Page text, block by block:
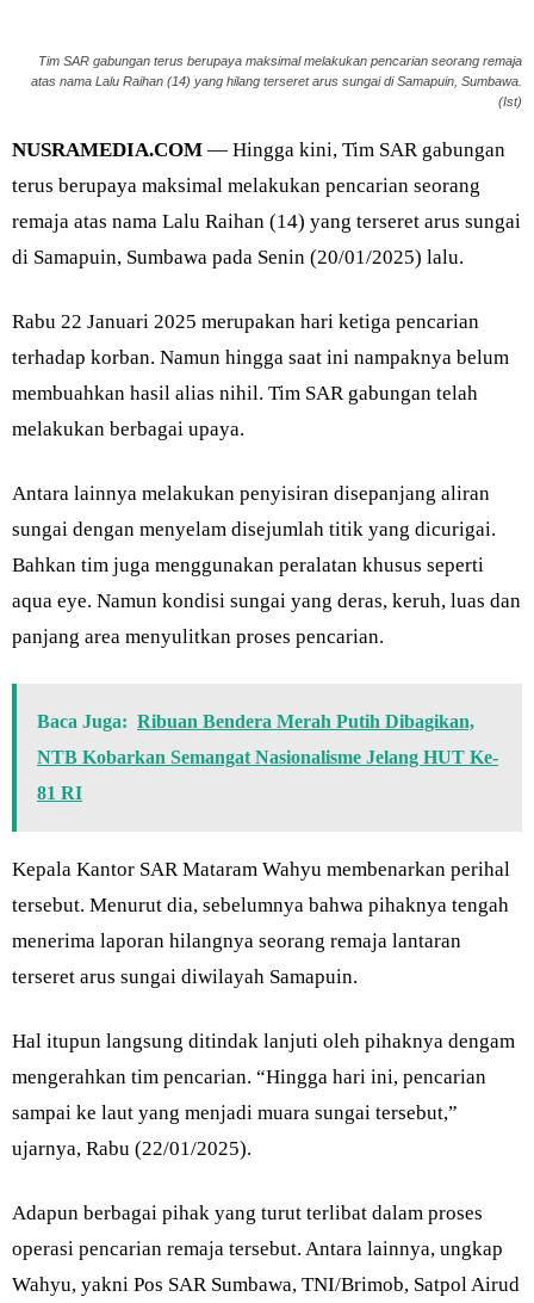
Tim SAR gabungan terus berupaya maksimal melakukan pencarian seorang remaja
atas nama Lalu Raihan (14) yang hilang terseret arus sungai di Samapuin, Sumbawa.
(Ist)
NUSRAMEDIA.COM — Hingga kini, Tim SAR gabungan
terus berupaya maksimal melakukan pencarian seorang
remaja atas nama Lalu Raihan (14) yang terseret arus sungai
di Samapuin, Sumbawa pada Senin (20/01/2025) lalu.
Rabu 22 Januari 2025 merupakan hari ketiga pencarian
terhadap korban. Namun hingga saat ini nampaknya belum
membuahkan hasil alias nihil. Tim SAR gabungan telah
melakukan berbagai upaya.
Antara lainnya melakukan penyisiran disepanjang aliran
sungai dengan menyelam disejumlah titik yang dicurigai.
Bahkan tim juga menggunakan peralatan khusus seperti
aqua eye. Namun kondisi sungai yang deras, keruh, luas dan
panjang area menyulitkan proses pencarian.
Baca Juga: Ribuan Bendera Merah Putih Dibagikan,
NTB Kobarkan Semangat Nasionalisme Jelang HUT Ke-
81 RI
Kepala Kantor SAR Mataram Wahyu membenarkan perihal
tersebut. Menurut dia, sebelumnya bahwa pihaknya tengah
menerima laporan hilangnya seorang remaja lantaran
terseret arus sungai diwilayah Samapuin.
Hal itupun langsung ditindak lanjuti oleh pihaknya dengam
mengerahkan tim pencarian. “Hingga hari ini, pencarian
sampai ke laut yang menjadi muara sungai tersebut,”
ujarnya, Rabu (22/01/2025).
Adapun berbagai pihak yang turut terlibat dalam proses
operasi pencarian remaja tersebut. Antara lainnya, ungkap
Wahyu, yakni Pos SAR Sumbawa, TNI/Brimob, Satpol Airud